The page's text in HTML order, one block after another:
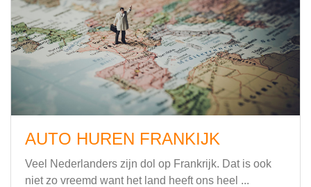
AUTO HUREN FRANKIJK
Veel Nederlanders zijn dol op Frankrijk. Dat is ook
niet zo vreemd want het land heeft ons heel ...